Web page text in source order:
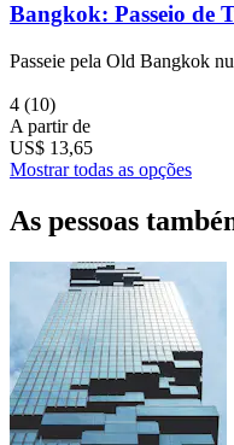
Bangkok: Passeio de
Passeie pela Old Bangkok
4 (10)
A partir de
US$ 13,65
Mostrar todas as opções
As pessoas